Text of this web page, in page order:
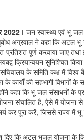
2022। जन स्वास्थ्य एवं भू-जल
अग्रवाल ने कहा कि अटल
प्रतिशत पूर्ण करवाया जाए
क्रियान्वयन सुनिश्चित
के समिति कक्ष में विश्व
की सहभागी विभागों के
कहा कि भू-जल संसाधनों के
संचालित है, ऐसे में योजना से
कर पूरा करें, जिससे राज्य में
दिए कि अटल भूजल योजना के